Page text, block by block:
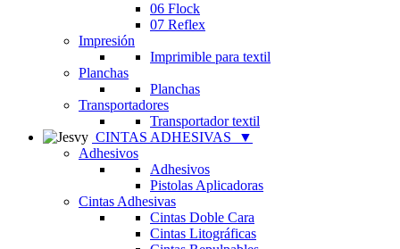
06 Flock
07 Reflex
Impresión
Imprimible para textil
Planchas
Planchas
Transportadores
Transportador textil
CINTAS ADHESIVAS
▼
Adhesivos
Adhesivos
Pistolas Aplicadoras
Cintas Adhesivas
Cintas Doble Cara
Cintas Litográficas